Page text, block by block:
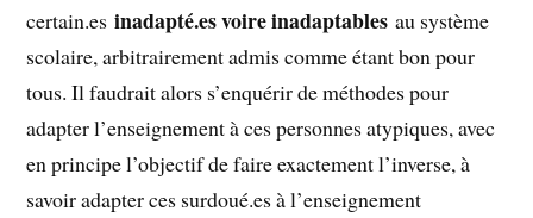
certain.esinadapté.es voire inadaptablesau système
scolaire, arbitrairement admis comme étant bon pour
tous. Il faudrait alors s’enquérir de méthodes pour
adapter l’enseignement à ces personnes atypiques, avec
en principe l’objectif de faire exactement l’inverse, à
savoir adapter ces surdoué.es à l’enseignement